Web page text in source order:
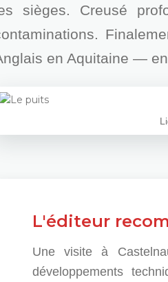
sièges. Creusé
en Aquitaine —
L'éditeur
Une visite à
développements